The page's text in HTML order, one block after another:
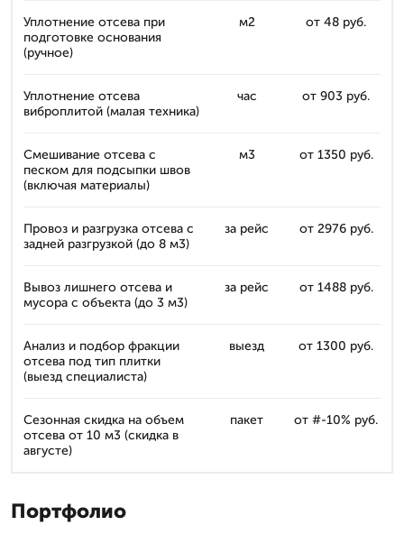
Уплотнение отсева при
подготовке основания
(ручное)
м2 от 48 руб.
Уплотнение отсева
виброплитой (малая техника)
час от 903 руб.
Смешивание отсева с
песком для подсыпки швов
(включая материалы)
м3 от 1350 руб.
Провоз и разгрузка отсева с
задней разгрузкой (до 8 м3)
за рейс от 2976 руб.
Вывоз лишнего отсева и
мусора с объекта (до 3 м3)
за рейс от 1488 руб.
Анализ и подбор фракции
отсева под тип плитки
(выезд специалиста)
выезд от 1300 руб.
Сезонная скидка на объем
отсева от 10 м3 (скидка в
августе)
пакет от #-10% руб.
Портфолио